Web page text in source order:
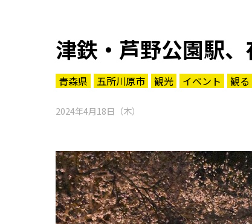
津鉄・芦野公園駅
青森県 五所川原市 観光 イベント 観る
2024年4月18日（木）